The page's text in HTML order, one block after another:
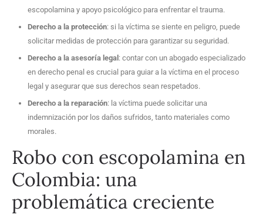
escopolamina y apoyo psicológico para enfrentar el trauma.
Derecho a la protección: si la víctima se siente en peligro, puede
solicitar medidas de protección para garantizar su seguridad.
Derecho a la asesoría legal: contar con un abogado especializado
en derecho penal es crucial para guiar a la víctima en el proceso
legal y asegurar que sus derechos sean respetados.
Derecho a la reparación: la víctima puede solicitar una
indemnización por los daños sufridos, tanto materiales como
morales.
Robo con escopolamina en
Colombia: una
problemática creciente